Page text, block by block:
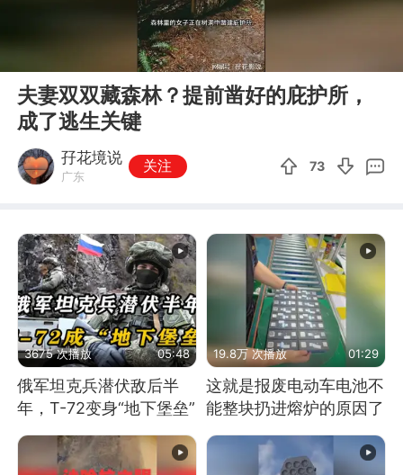
夫妻双双藏森林？提前凿好的庇护所，
成了逃生关键
孖花境说
广东
关注 73
3675 次播放 05:48
俄军坦克兵潜伏敌后半
年，T-72变身“地下堡垒”
19.8万 次播放 01:29
这就是报废电动车电池不
能整块扔进熔炉的原因了